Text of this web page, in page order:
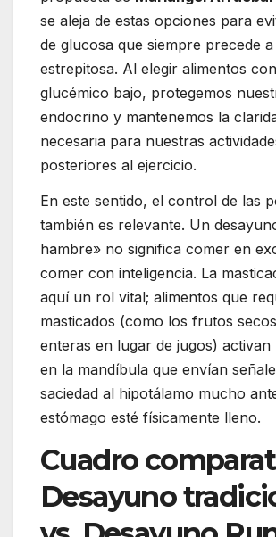
se aleja de estas opciones para
de glucosa que siempre precede
estrepitosa. Al elegir alimentos
glucémico bajo, protegemos
endocrino y mantenemos la
necesaria para nuestras
posteriores al ejercicio.
En este sentido, el control de las
también es relevante. Un
hambre» no significa comer en
comer con inteligencia. La
aquí un rol vital; alimentos que
masticados (como los frutos
enteras en lugar de jugos)
en la mandíbula que envían
saciedad al hipotálamo mucho
estómago esté físicamente lleno.
Cuadro
Desayuno